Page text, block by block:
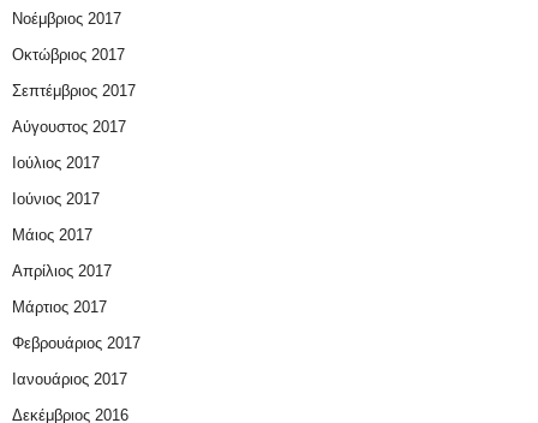
Νοέμβριος 2017
Οκτώβριος 2017
Σεπτέμβριος 2017
Αύγουστος 2017
Ιούλιος 2017
Ιούνιος 2017
Μάιος 2017
Απρίλιος 2017
Μάρτιος 2017
Φεβρουάριος 2017
Ιανουάριος 2017
Δεκέμβριος 2016